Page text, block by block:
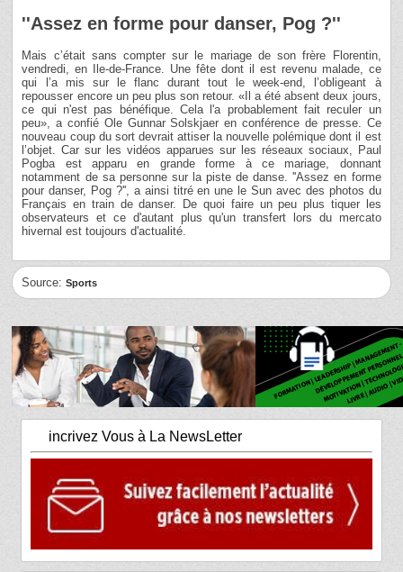
''Assez en forme pour danser, Pog ?''
Mais c’était sans compter sur le mariage de son frère Florentin,
vendredi, en Ile-de-France. Une fête dont il est revenu malade, ce
qui l’a mis sur le flanc durant tout le week-end, l’obligeant à
repousser encore un peu plus son retour. «Il a été absent deux jours,
ce qui n'est pas bénéfique. Cela l'a probablement fait reculer un
peu», a confié Ole Gunnar Solskjaer en conférence de presse. Ce
nouveau coup du sort devrait attiser la nouvelle polémique dont il est
l’objet. Car sur les vidéos apparues sur les réseaux sociaux, Paul
Pogba est apparu en grande forme à ce mariage, donnant
notamment de sa personne sur la piste de danse. ''Assez en forme
pour danser, Pog ?'', a ainsi titré en une le Sun avec des photos du
Français en train de danser. De quoi faire un peu plus tiquer les
observateurs et ce d'autant plus qu'un transfert lors du mercato
hivernal est toujours d'actualité.
Source:Sports
incrivez Vous à La NewsLetter